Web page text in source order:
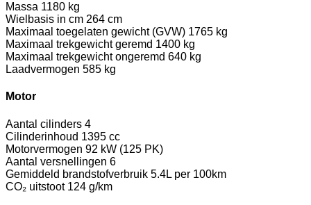
Massa 1180 kg
Wielbasis in cm 264 cm
Maximaal toegelaten gewicht (GVW) 1765 kg
Maximaal trekgewicht geremd 1400 kg
Maximaal trekgewicht ongeremd 640 kg
Laadvermogen 585 kg
Motor
Aantal cilinders 4
Cilinderinhoud 1395 cc
Motorvermogen 92 kW (125 PK)
Aantal versnellingen 6
Gemiddeld brandstofverbruik 5.4L per 100km
CO₂ uitstoot 124 g/km